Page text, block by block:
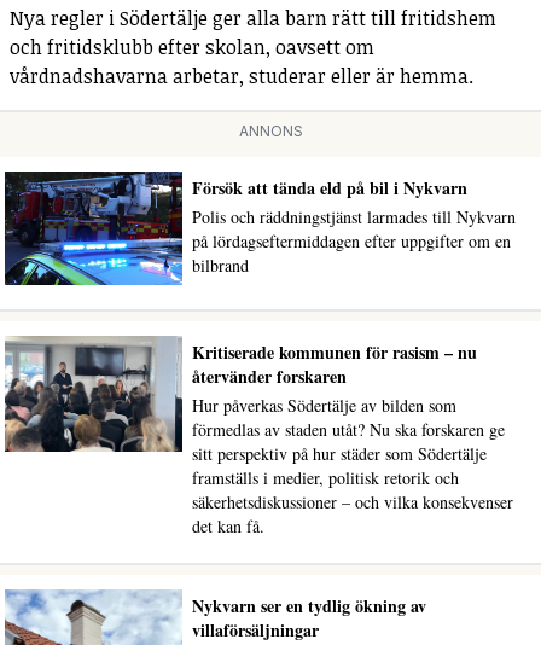
Nya regler i Södertälje ger alla barn rätt till fritidshem
och fritidsklubb efter skolan, oavsett om
vårdnadshavarna arbetar, studerar eller är hemma.
ANNONS
Försök att tända eld på bil i Nykvarn
Polis och räddningstjänst larmades till Nykvarn
på lördagseftermiddagen efter uppgifter om en
bilbrand
Kritiserade kommunen för rasism – nu
återvänder forskaren
Hur påverkas Södertälje av bilden som
förmedlas av staden utåt? Nu ska forskaren ge
sitt perspektiv på hur städer som Södertälje
framställs i medier, politisk retorik och
säkerhetsdiskussioner – och vilka konsekvenser
det kan få.
Nykvarn ser en tydlig ökning av
villaförsäljningar